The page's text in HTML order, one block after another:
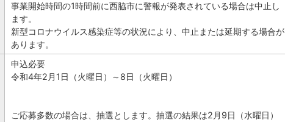
事業開始時間の1時間前に西脇市に警報が発表されている場合は中止し
ます。
新型コロナウイルス感染症等の状況により、中止または延期する場合が
あります。
申込必要
令和4年2月1日（火曜日）～8日（火曜日）
ご応募多数の場合は、抽選とします。抽選の結果は2月9日（水曜日）